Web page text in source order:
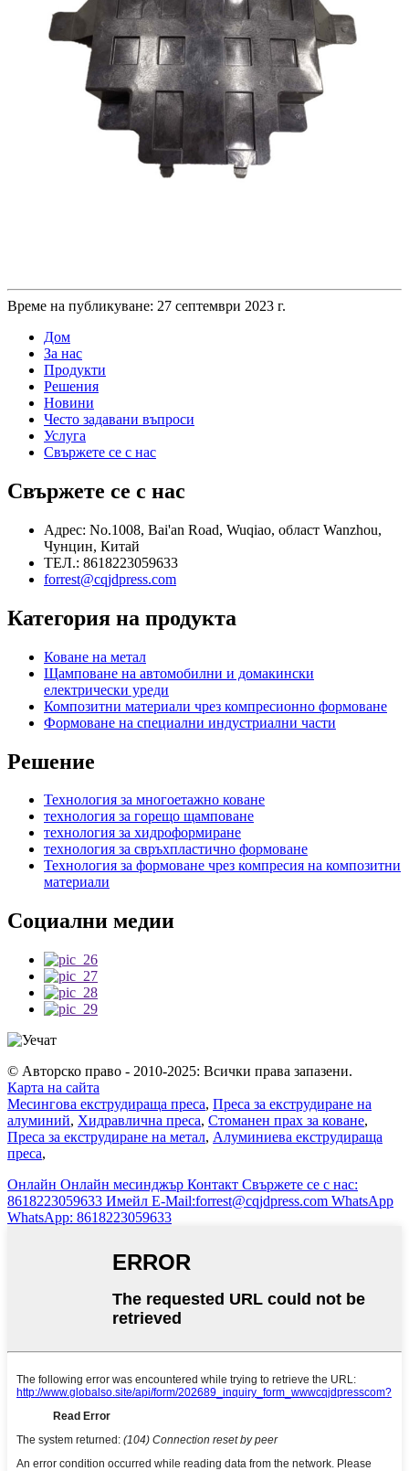
Време на публикуване: 27 септември 2023 г.
Дом
За нас
Продукти
Решения
Новини
Често задавани въпроси
Услуга
Свържете се с нас
Свържете се с нас
Адрес: No.1008, Bai'an Road, Wuqiao, област Wanzhou,
Чунцин, Китай
ТЕЛ.: 8618223059633
forrest@cqjdpress.com
Категория на продукта
Коване на метал
Щамповане на автомобилни и домакински
електрически уреди
Композитни материали чрез компресионно формоване
Формоване на специални индустриални части
Решение
Технология за многоетажно коване
технология за горещо щамповане
технология за хидроформиране
технология за свръхпластично формоване
Технология за формоване чрез компресия на композитни
материали
Социални медии
© Авторско право - 2010-2025: Всички права запазени.
Карта на сайта
Месингова екструдираща преса, Преса за екструдиране на
алуминий, Хидравлична преса, Стоманен прах за коване,
Преса за екструдиране на метал, Алуминиева екструдираща
преса,
Онлайн Онлайн месинджър Контакт Свържете се с нас:
8618223059633 Имейл E-Mail:forrest@cqjdpress.com WhatsApp
WhatsApp: 8618223059633